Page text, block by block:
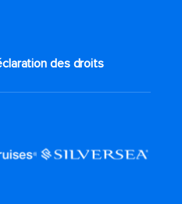
des droits